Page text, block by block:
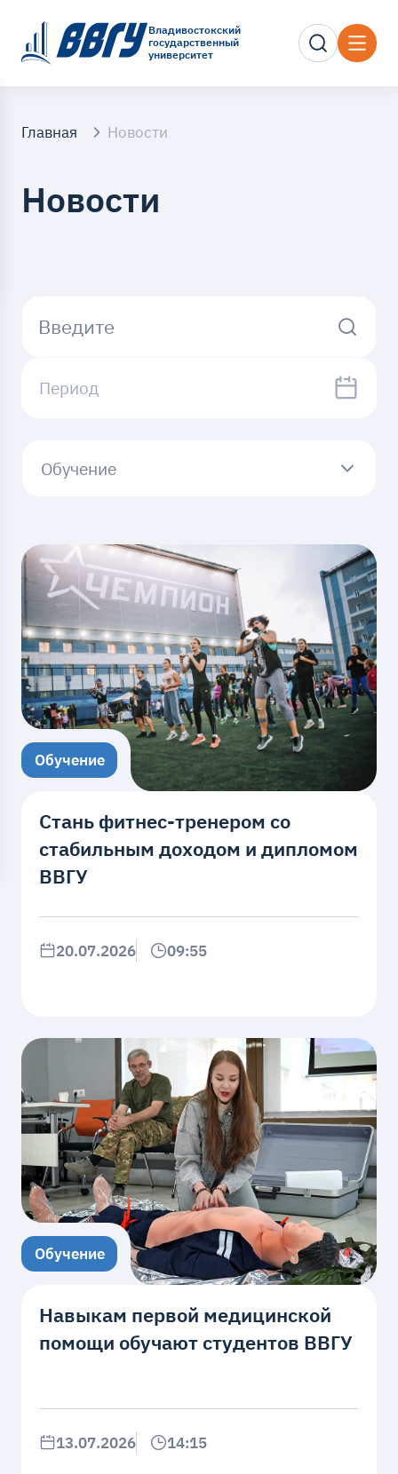
Владивостокский
государственный
университет
Главная Новости
Новости
Введите
Обучение
Стань фитнес-тренером со
стабильным доходом и дипломом
ВВГУ
20.07.2026 09:55
Обучение
Навыкам первой медицинской
помощи обучают студентов ВВГУ
13.07.2026 14:15